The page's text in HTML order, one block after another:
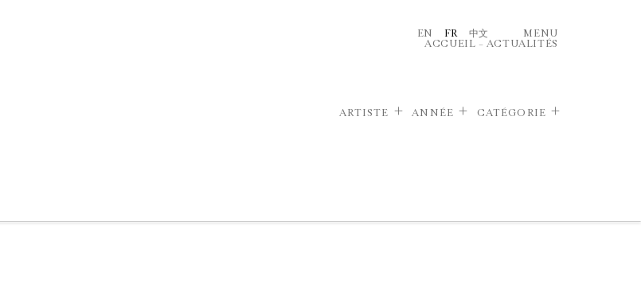
EN FR 中文
MENU
ACCUEIL – ACTUALITÉS
ARTISTE ANNÉE CATÉGORIE